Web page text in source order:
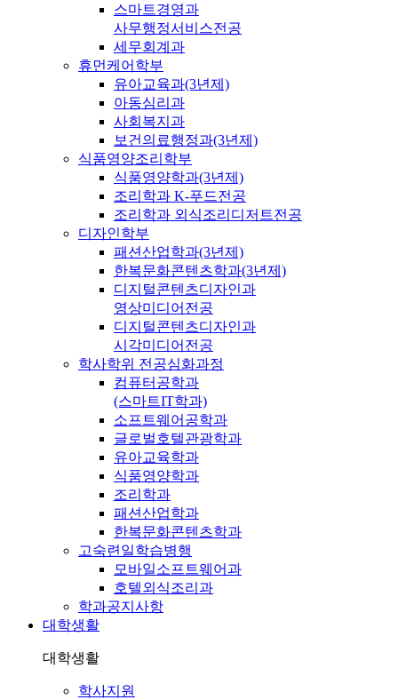
스마트경영과
사무행정서비스전공
세무회계과
휴먼케어학부
유아교육과(3년제)
아동심리과
사회복지과
보건의료행정과(3년제)
식품영양조리학부
식품영양학과(3년제)
조리학과 K-푸드전공
조리학과 외식조리디저트전공
디자인학부
패션산업학과(3년제)
한복문화콘텐츠학과(3년제)
디지털콘텐츠디자인과
영상미디어전공
디지털콘텐츠디자인과
시각미디어전공
학사학위 전공심화과정
컴퓨터공학과
(스마트IT학과)
소프트웨어공학과
글로벌호텔관광학과
유아교육학과
식품영양학과
조리학과
패션산업학과
한복문화콘텐츠학과
고숙련일학습병행
모바일소프트웨어과
호텔외식조리과
학과공지사항
대학생활
대학생활
학사지원